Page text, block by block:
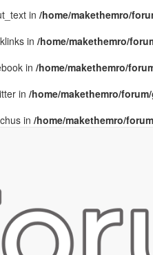
in /home/makethemro/
in /home/makethemro/
in /home/makethemro/
in /home/makethemro/
in /home/makethemro/